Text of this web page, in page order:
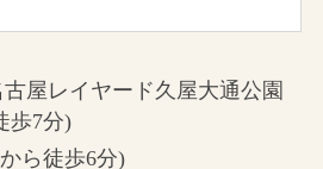
古屋レイヤード久屋大通公園
歩7分)
ら徒歩6分)